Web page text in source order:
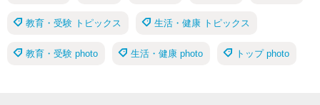
教育・受験 トピックス 生活・健康 トピックス
教育・受験 photo 生活・健康 photo トップ photo